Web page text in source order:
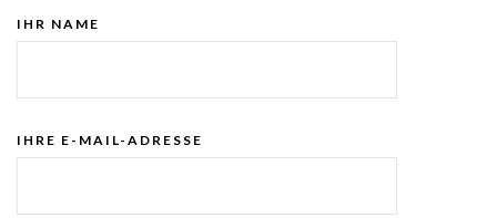
IHR NAME
IHRE E-MAIL-ADRESSE